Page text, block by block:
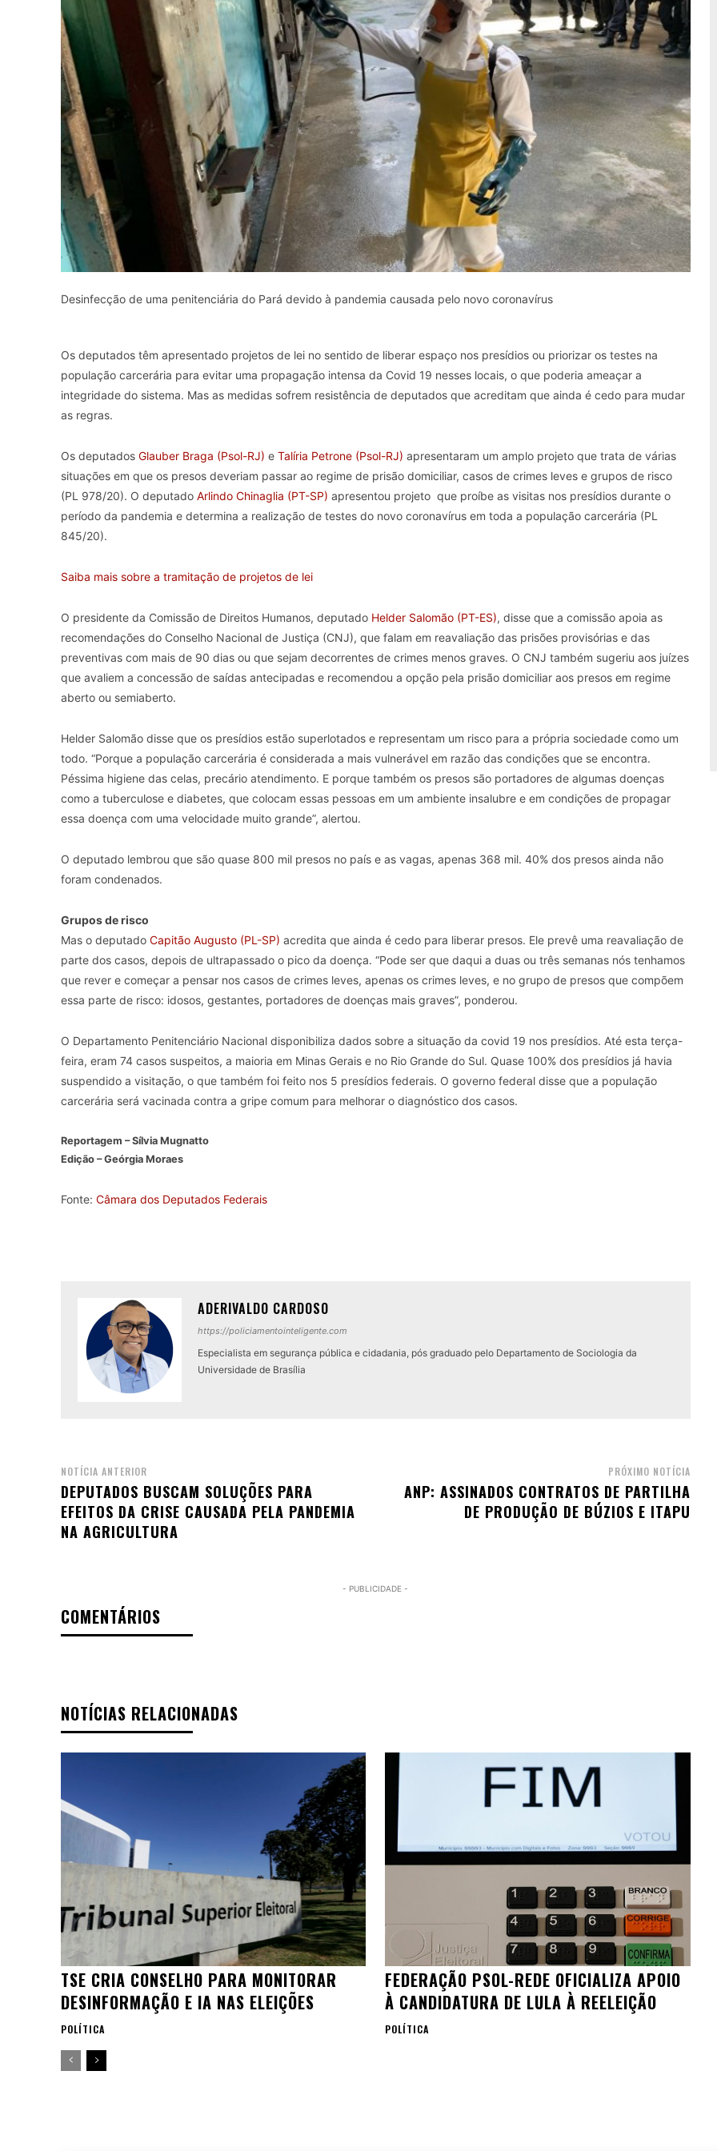
Desinfecção de uma penitenciária do Pará devido à pandemia causada pelo novo coronavírus
Os deputados têm apresentado projetos de lei no sentido de liberar espaço nos presídios ou priorizar os testes na
população carcerária para evitar uma propagação intensa da Covid 19 nesses locais, o que poderia ameaçar a
integridade do sistema. Mas as medidas sofrem resistência de deputados que acreditam que ainda é cedo para mudar
as regras.
Os deputados Glauber Braga (Psol-RJ) e Talíria Petrone (Psol-RJ) apresentaram um amplo projeto que trata de várias
situações em que os presos deveriam passar ao regime de prisão domiciliar, casos de crimes leves e grupos de risco
(PL 978/20). O deputado Arlindo Chinaglia (PT-SP) apresentou projeto que proíbe as visitas nos presídios durante o
período da pandemia e determina a realização de testes do novo coronavírus em toda a população carcerária (PL
845/20).
Saiba mais sobre a tramitação de projetos de lei
O presidente da Comissão de Direitos Humanos, deputado Helder Salomão (PT-ES), disse que a comissão apoia as
recomendações do Conselho Nacional de Justiça (CNJ), que falam em reavaliação das prisões provisórias e das
preventivas com mais de 90 dias ou que sejam decorrentes de crimes menos graves. O CNJ também sugeriu aos juízes
que avaliem a concessão de saídas antecipadas e recomendou a opção pela prisão domiciliar aos presos em regime
aberto ou semiaberto.
Helder Salomão disse que os presídios estão superlotados e representam um risco para a própria sociedade como um
todo. “Porque a população carcerária é considerada a mais vulnerável em razão das condições que se encontra.
Péssima higiene das celas, precário atendimento. E porque também os presos são portadores de algumas doenças
como a tuberculose e diabetes, que colocam essas pessoas em um ambiente insalubre e em condições de propagar
essa doença com uma velocidade muito grande”, alertou.
O deputado lembrou que são quase 800 mil presos no país e as vagas, apenas 368 mil. 40% dos presos ainda não
foram condenados.
Grupos de risco
Mas o deputado Capitão Augusto (PL-SP) acredita que ainda é cedo para liberar presos. Ele prevê uma reavaliação de
parte dos casos, depois de ultrapassado o pico da doença. “Pode ser que daqui a duas ou três semanas nós tenhamos
que rever e começar a pensar nos casos de crimes leves, apenas os crimes leves, e no grupo de presos que compõem
essa parte de risco: idosos, gestantes, portadores de doenças mais graves”, ponderou.
O Departamento Penitenciário Nacional disponibiliza dados sobre a situação da covid 19 nos presídios. Até esta terça-
feira, eram 74 casos suspeitos, a maioria em Minas Gerais e no Rio Grande do Sul. Quase 100% dos presídios já havia
suspendido a visitação, o que também foi feito nos 5 presídios federais. O governo federal disse que a população
carcerária será vacinada contra a gripe comum para melhorar o diagnóstico dos casos.
Reportagem – Sílvia Mugnatto
Edição – Geórgia Moraes
Fonte: Câmara dos Deputados Federais
ADERIVALDO CARDOSO
https://policiamentointeligente.com
Especialista em segurança pública e cidadania, pós graduado pelo Departamento de Sociologia da
Universidade de Brasília
NOTÍCIA ANTERIOR
DEPUTADOS BUSCAM SOLUÇÕES PARA
EFEITOS DA CRISE CAUSADA PELA PANDEMIA
NA AGRICULTURA
PRÓXIMO NOTÍCIA
ANP: ASSINADOS CONTRATOS DE PARTILHA
DE PRODUÇÃO DE BÚZIOS E ITAPU
- PUBLICIDADE -
COMENTÁRIOS
NOTÍCIAS RELACIONADAS
TSE CRIA CONSELHO PARA MONITORAR
DESINFORMAÇÃO E IA NAS ELEIÇÕES
POLÍTICA
FEDERAÇÃO PSOL-REDE OFICIALIZA APOIO
À CANDIDATURA DE LULA À REELEIÇÃO
POLÍTICA